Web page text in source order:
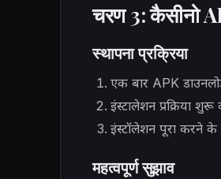
चरण 3: कैसीनो
स्थापना प्रक्रिया
एक बार APK
इंस्टालेशन प्रक्रिया
इंस्टॉलेशन पूरा करने के
महत्वपूर्ण सुझाव